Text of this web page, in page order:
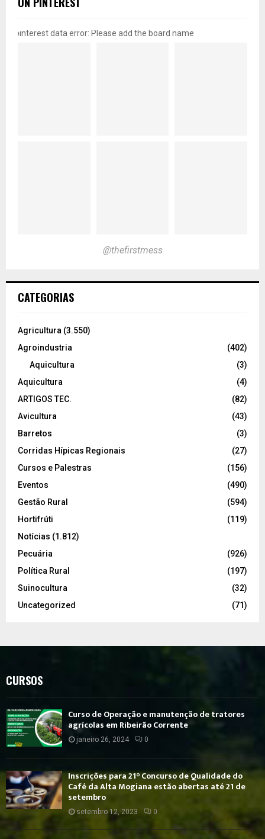
pinterest data error: Please add the board name
@thefirstmess
CATEGORIAS
Agricultura (3.550)
Agroindustria
(402)
Aquicultura
(3)
Aquicultura
(4)
ARTIGOS TEC.
(82)
Avicultura
(43)
Barretos
(3)
Corridas Hípicas Regionais
(27)
Cursos e Palestras
(156)
Eventos
(490)
Gestão Rural
(594)
Hortifrúti
(119)
Notícias (1.812)
Pecuária
(926)
Política Rural
(197)
Suinocultura
(32)
Uncategorized
(71)
CURSOS
Curso de Operação e manutenção de tratores
agrícolas em Ribeirão Corrente
janeiro 26, 2024 0
Inscrições para 21° Concurso de Qualidade do
Café da Alta Mogiana estão abertas até 21 de
setembro
setembro 12, 2023 0